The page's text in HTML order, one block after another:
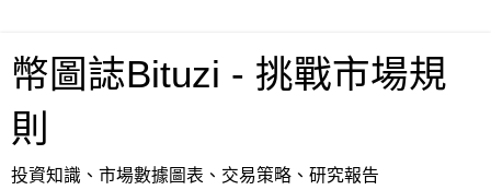
幣圖誌Bituzi - 挑戰市場規
則
投資知識、市場數據圖表、交易策略、研究報告